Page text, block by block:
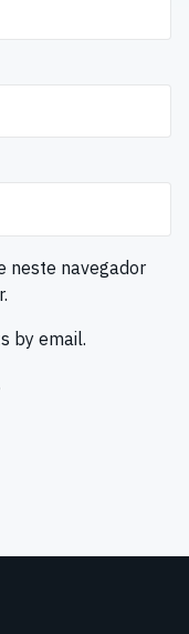
neste navegador
by email.